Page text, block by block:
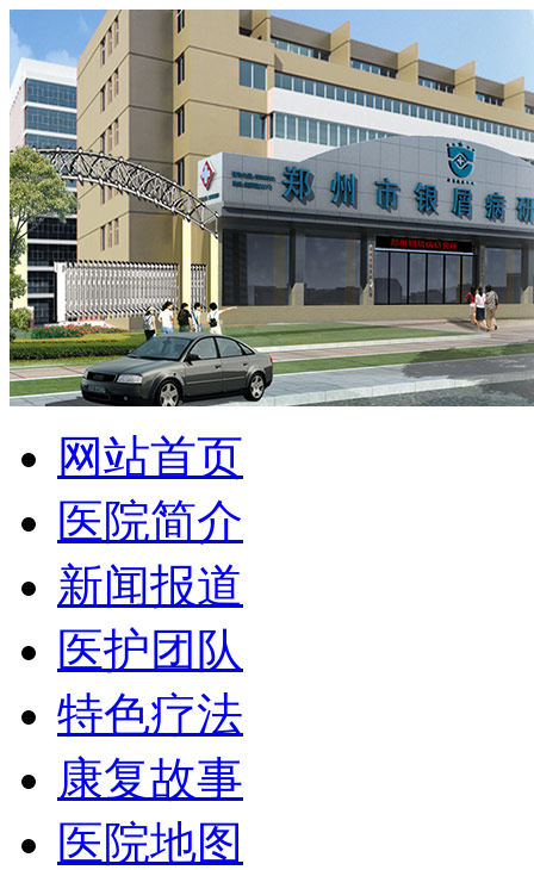
网站首页
医院简介
新闻报道
医护团队
特色疗法
康复故事
医院地图